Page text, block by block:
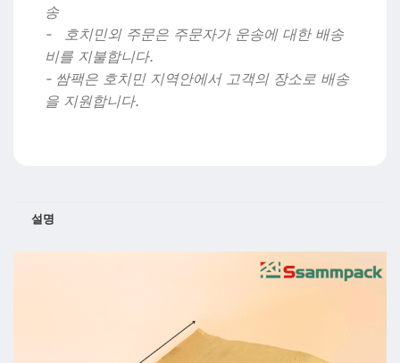
송
- 호치민외 주문은 주문자가 운송에 대한 배송
비를 지불합니다.
- 쌈팩은 호치민 지역안에서 고객의 장소로 배송
을 지원합니다.
설명